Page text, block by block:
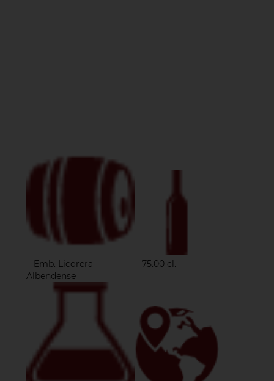
Emb. Licorera
Albendense
75.00 cl.